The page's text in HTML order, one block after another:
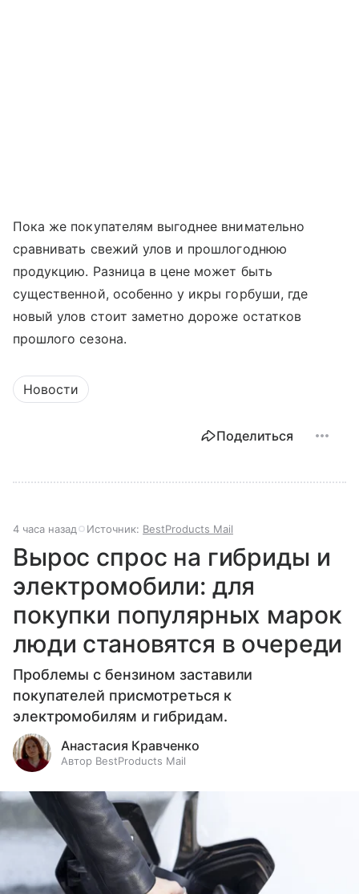
Пока же покупателям выгоднее внимательно
сравнивать свежий улов и прошлогоднюю
продукцию. Разница в цене может быть
существенной, особенно у икры горбуши, где
новый улов стоит заметно дороже остатков
прошлого сезона.
Новости
Поделиться
4 часа назад Источник: BestProducts Mail
Вырос спрос на гибриды и
электромобили: для
покупки популярных марок
люди становятся в очереди
Проблемы с бензином заставили
покупателей присмотреться к
электромобилям и гибридам.
Анастасия Кравченко
Автор BestProducts Mail